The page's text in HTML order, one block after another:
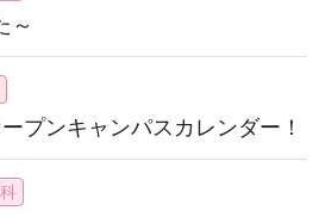
～
プンキャンパスカレンダー！